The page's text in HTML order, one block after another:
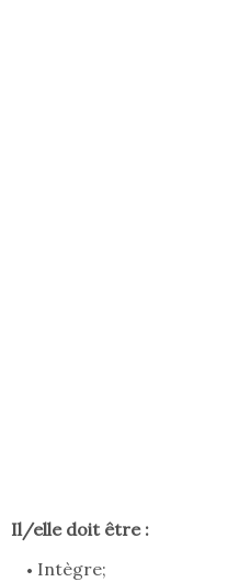
Il/elle doit être :
Intègre;